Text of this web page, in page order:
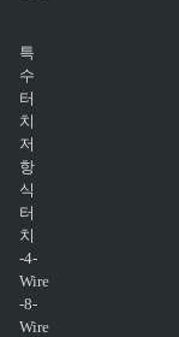
특
수
터
치
저
항
식
터
치
-4-
Wire
-8-
Wire